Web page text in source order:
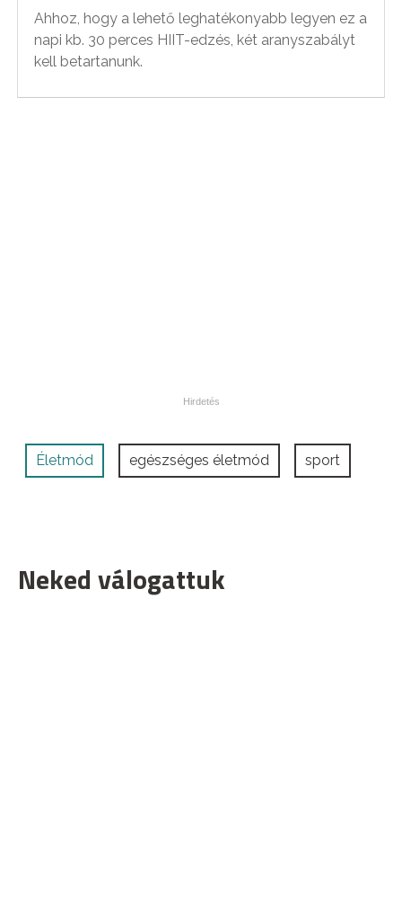
Ahhoz, hogy a lehető leghatékonyabb legyen ez a
napi kb. 30 perces HIIT-edzés, két aranyszabályt
kell betartanunk.
Életmód egészséges életmód sport
Neked válogattuk